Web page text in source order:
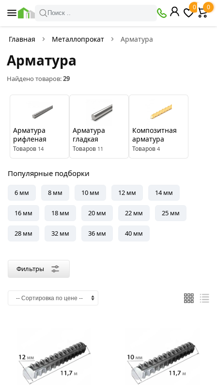
Поиск ..
0 0
Главная Металлопрокат Арматура
Арматура
Найдено товаров:29
Арматура
рифленая
Товаров 14
Арматура
гладкая
Товаров 11
Композитная
арматура
Товаров 4
Популярные подборки
6 мм 8 мм 10 мм 12 мм 14 мм
16 мм 18 мм 20 мм 22 мм 25 мм
28 мм 32 мм 36 мм 40 мм
Фильтры
Фильтры
Найдено товаров:29
В
Со
—
Производитель
No
Северсталь
Цвет
Серый
Материал